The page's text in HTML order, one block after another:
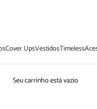
Cover UpsVestidosTimeless
Seu carrinho está vazio